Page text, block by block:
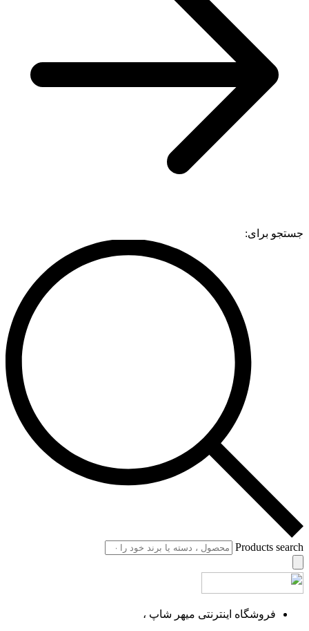
جستجو برای:
Products search
فروشگاه اینترنتی میهر شاپ ،